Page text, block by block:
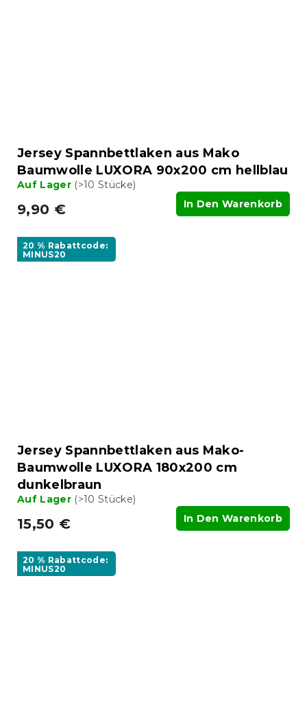
Jersey Spannbettlaken aus Mako
Baumwolle LUXORA 90x200 cm hellblau
Auf Lager (>10 Stücke)
9,90 € In Den Warenkorb
20 % Rabattcode:
MINUS20
Jersey Spannbettlaken aus Mako-
Baumwolle LUXORA 180x200 cm
dunkelbraun
Auf Lager (>10 Stücke)
15,50 € In Den Warenkorb
20 % Rabattcode:
MINUS20